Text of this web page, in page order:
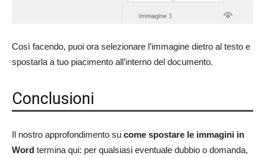
Così facendo, puoi ora selezionare l’immagine dietro al testo e
spostarla a tuo piacimento all’interno del documento.
Conclusioni
Il nostro approfondimento su come spostare le immagini in
Word termina qui: per qualsiasi eventuale dubbio o domanda,